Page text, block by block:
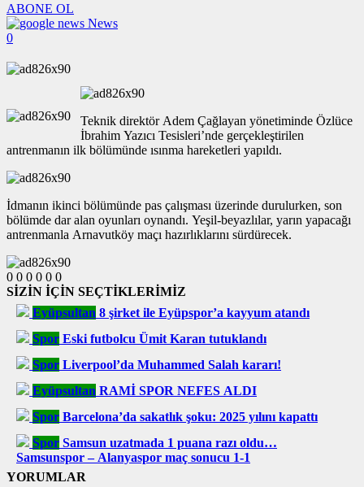
ABONE OL
News
0
Teknik direktör Adem Çağlayan yönetiminde Özlüce
İbrahim Yazıcı Tesisleri’nde gerçekleştirilen
antrenmanın ilk bölümünde ısınma hareketleri yapıldı.
İdmanın ikinci bölümünde pas çalışması üzerinde durulurken, son
bölümde dar alan oyunları oynandı. Yeşil-beyazlılar, yarın yapacağı
antrenmanla Arnavutköy maçı hazırlıklarını sürdürecek.
0 0 0 0 0 0
SİZİN İÇİN SEÇTİKLERİMİZ
Eyüpsultan 8 şirket ile Eyüpspor’a kayyum atandı
Spor Eski futbolcu Ümit Karan tutuklandı
Spor Liverpool’da Muhammed Salah kararı!
Eyüpsultan RAMİ SPOR NEFES ALDI
Spor Barcelona’da sakatlık şoku: 2025 yılını kapattı
Spor Samsun uzatmada 1 puana razı oldu…
Samsunspor – Alanyaspor maç sonucu 1-1
YORUMLAR